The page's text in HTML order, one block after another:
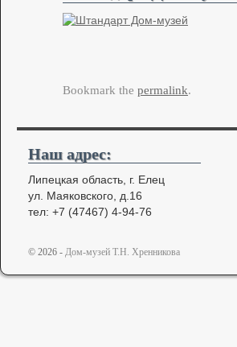
Bookmark the permalink.
Наш адрес:
Липецкая область, г. Елец
ул. Маяковского, д.16
тел: +7 (47467) 4-94-76
© 2026 - Дом-музей Т.Н. Хренникова